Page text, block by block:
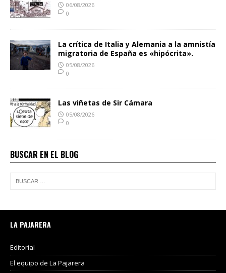
06/08/2026
0
La crítica de Italia y Alemania a la amnistía
migratoria de España es «hipócrita».
05/08/2026
0
Las viñetas de Sir Cámara
05/08/2026
0
BUSCAR EN EL BLOG
LA PAJARERA
Editorial
El equipo de La Pajarera